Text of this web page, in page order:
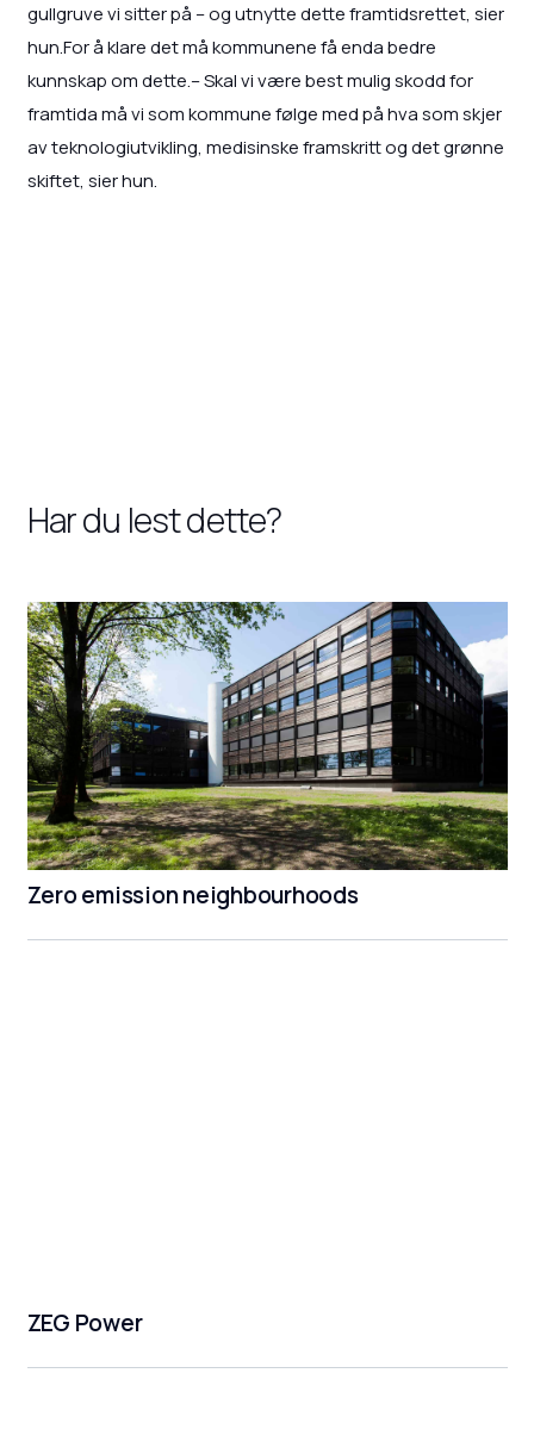
gullgruve vi sitter på – og utnytte dette framtidsrettet, sier
hun.For å klare det må kommunene få enda bedre
kunnskap om dette.– Skal vi være best mulig skodd for
framtida må vi som kommune følge med på hva som skjer
av teknologiutvikling, medisinske framskritt og det grønne
skiftet, sier hun.
Har du lest dette?
Zero emission neighbourhoods
ZEG Power